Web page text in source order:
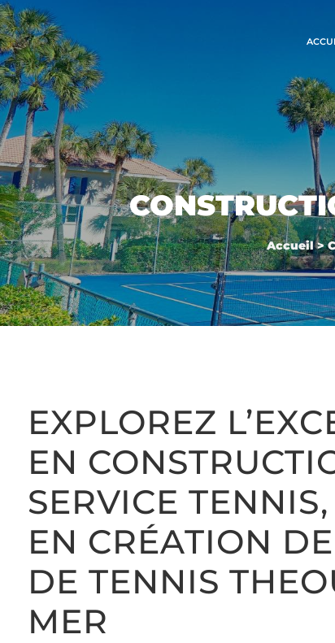
Accueil >
EXPLOREZ
EN
SERVICE
EN CRÉATION
DE TENNIS
MER